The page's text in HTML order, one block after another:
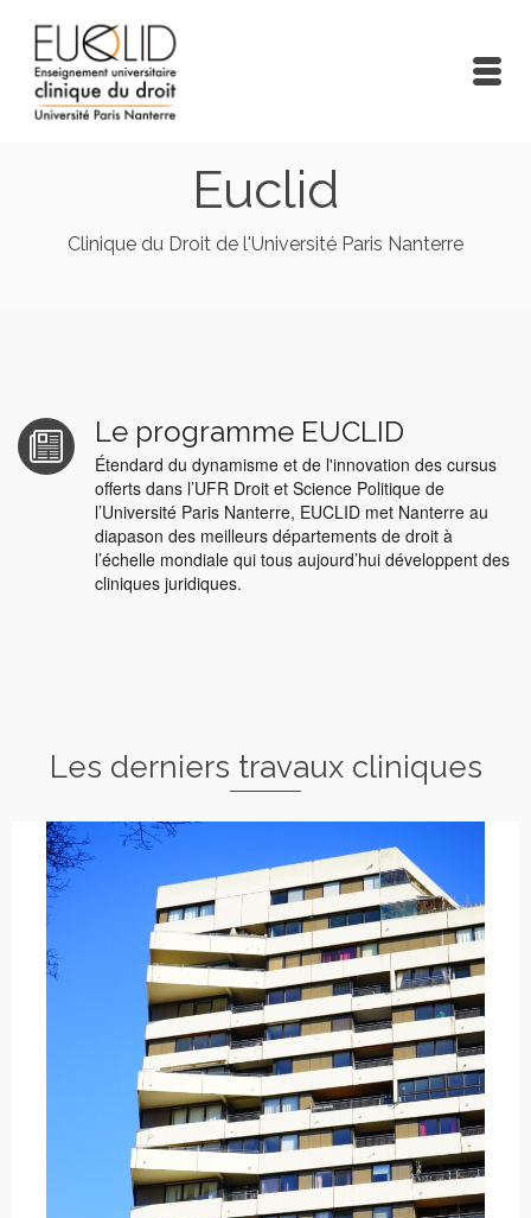
Euclid
Clinique du Droit de l'Université Paris Nanterre
Le programme EUCLID
Étendard du dynamisme et de l'innovation des cursus
offerts dans l’UFR Droit et Science Politique de
l’Université Paris Nanterre, EUCLID met Nanterre au
diapason des meilleurs départements de droit à
l’échelle mondiale qui tous aujourd’hui développent des
cliniques juridiques.
Les derniers travaux cliniques